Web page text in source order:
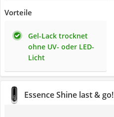
Vorteile
Gel-Lack trocknet
ohne UV- oder LED-
Licht
Essence Shine last & go!